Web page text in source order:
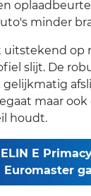
minder
uitstekend op
slijt. De
maar
houdt.
E
Euromaster